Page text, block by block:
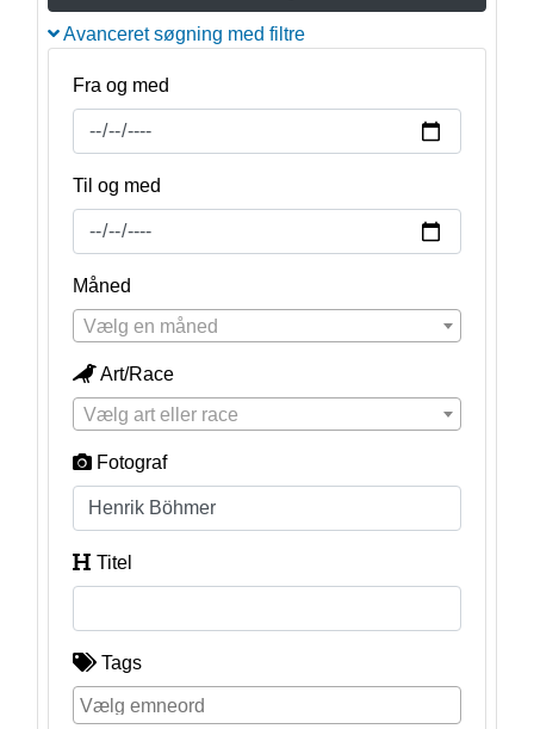
Avanceret søgning med filtre
Fra og med
Til og med
Måned
Vælg en måned
Art/Race
Vælg art eller race
Fotograf
Titel
Tags